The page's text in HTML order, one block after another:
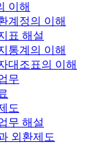
이해
계정의 이해
표 해설
통계의 이해
대조표의 이해
무
도
무 해설
외환제도